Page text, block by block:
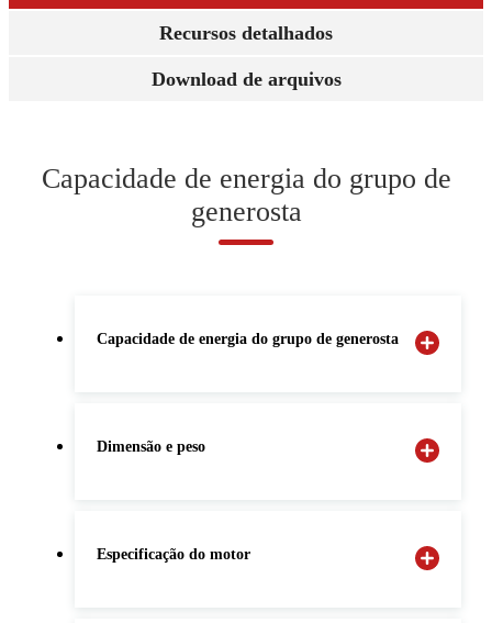
Recursos detalhados
Download de arquivos
Capacidade de energia do grupo de
generosta
Capacidade de energia do grupo de generosta
Dimensão e peso
Especificação do motor